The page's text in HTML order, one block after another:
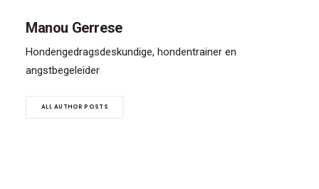
Manou Gerrese
Hondengedragsdeskundige, hondentrainer en
angstbegeleider
ALL AUTHOR POSTS